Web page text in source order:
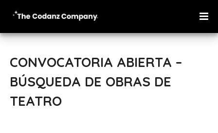
CONVOCATORIA ABIERTA –
BÚSQUEDA DE OBRAS DE
TEATRO